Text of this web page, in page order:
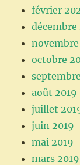
février
décembre
novembre
octobre
août 2019
juillet
juin 2019
mai 2019
mars 2019